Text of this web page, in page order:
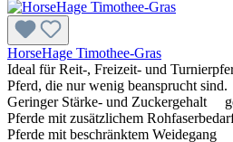
HorseHage Timothee-Gras
Ideal für Reit-, Freizeit- und
Pferd, die nur wenig beansprucht
Geringer Stärke- und Zuckergehalt
Pferde mit zusätzlichem
Pferde mit beschränktem Weidegang